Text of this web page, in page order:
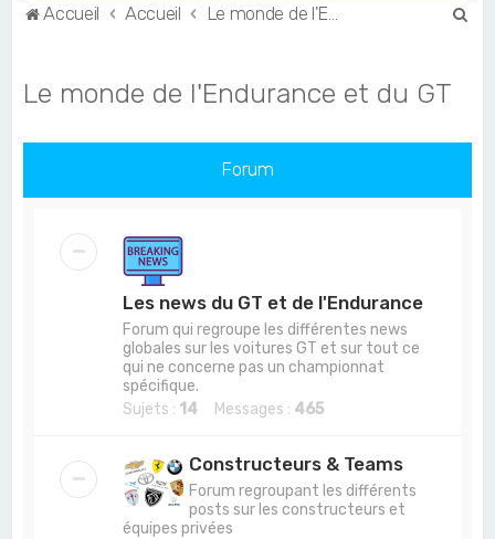
Accueil Accueil
c
Le monde de l'Endurance et du GT
Forum
Les news du GT et de l'Endurance
Forum qui regroupe les différentes news
globales sur les voitures GT et sur tout ce
qui ne concerne pas un championnat
spécifique.
Sujets : 14 Messages : 465
Constructeurs & Teams
Forum regroupant les différents
posts sur les constructeurs et
équipes privées